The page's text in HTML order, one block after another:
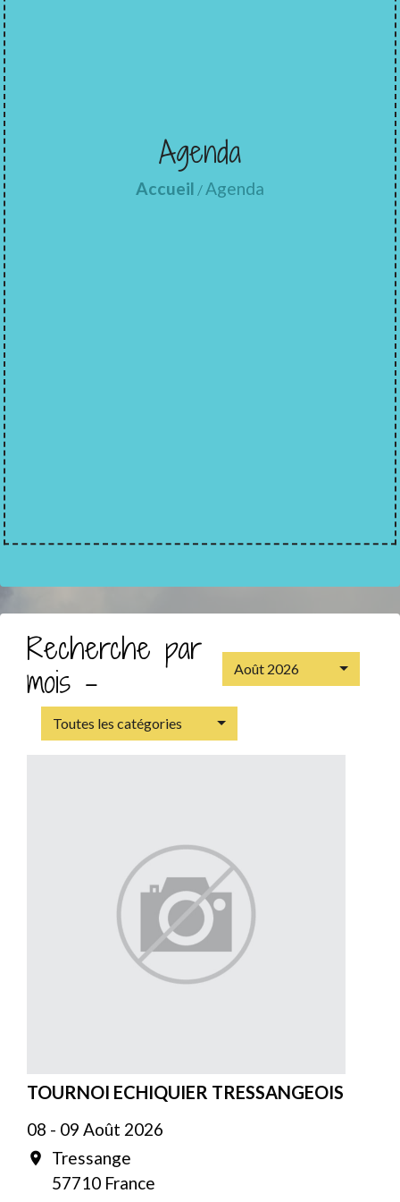
Agenda
Accueil / Agenda
Recherche par
mois -
Août 2026
Toutes les catégories
TOURNOI ECHIQUIER TRESSANGEOIS
08 - 09 Août 2026
location_on
Tressange
57710 France